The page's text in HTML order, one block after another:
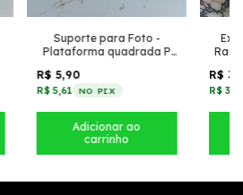
Suporte para Foto -
Plataforma quadrada P
R$ 5,90
R$ 5,61 NO PIX
R$
R$